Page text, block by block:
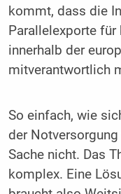
kommt, dass die
Parallelexporte
innerhalb der
mitverantwortlich
So einfach, wie
der
Sache nicht. Das
komplex. Eine